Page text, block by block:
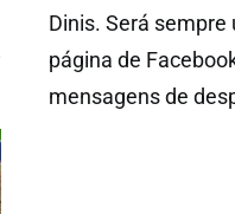
Dinis. Será sempre
página de
mensagens de